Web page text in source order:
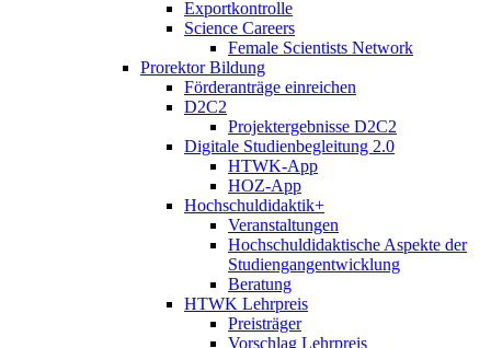
Exportkontrolle
Science Careers
Female Scientists Network
Prorektor Bildung
Förderanträge einreichen
D2C2
Projektergebnisse D2C2
Digitale Studienbegleitung 2.0
HTWK-App
HOZ-App
Hochschuldidaktik+
Veranstaltungen
Hochschuldidaktische Aspekte der
Studiengangentwicklung
Beratung
HTWK Lehrpreis
Preisträger
Vorschlag Lehrpreis